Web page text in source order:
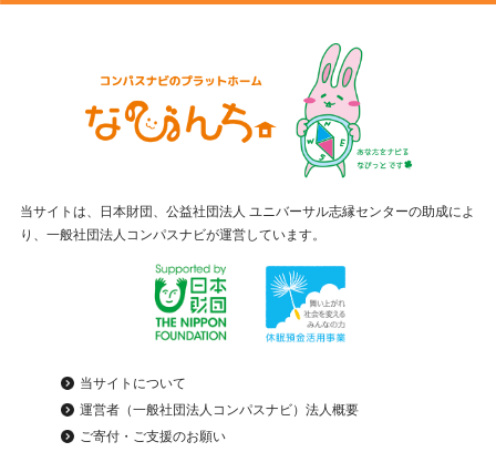
当サイトは、日本財団、公益社団法人 ユニバーサル志縁センターの助成によ
り、一般社団法人コンパスナビが運営しています。
当サイトについて
運営者（一般社団法人コンパスナビ）法人概要
ご寄付・ご支援のお願い